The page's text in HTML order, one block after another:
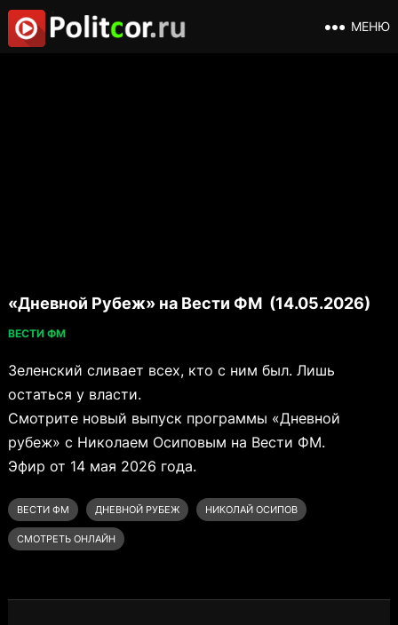
МЕНЮ
«Дневной Рубеж» на Вести ФМ (14.05.2026)
ВЕСТИ ФМ
Зеленский сливает всех, кто с ним был. Лишь
остаться у власти.
Смотрите новый выпуск программы «Дневной
рубеж» с Николаем Осиповым на Вести ФМ.
Эфир от 14 мая 2026 года.
ВЕСТИ ФМ ДНЕВНОЙ РУБЕЖ НИКОЛАЙ ОСИПОВ
СМОТРЕТЬ ОНЛАЙН